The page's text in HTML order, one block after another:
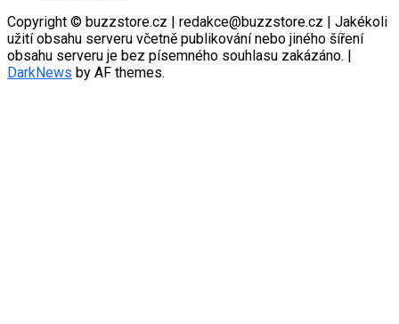
Copyright © buzzstore.cz | redakce@buzzstore.cz | Jakékoli
užití obsahu serveru včetně publikování nebo jiného šíření
obsahu serveru je bez písemného souhlasu zakázáno. |
DarkNews by AF themes.